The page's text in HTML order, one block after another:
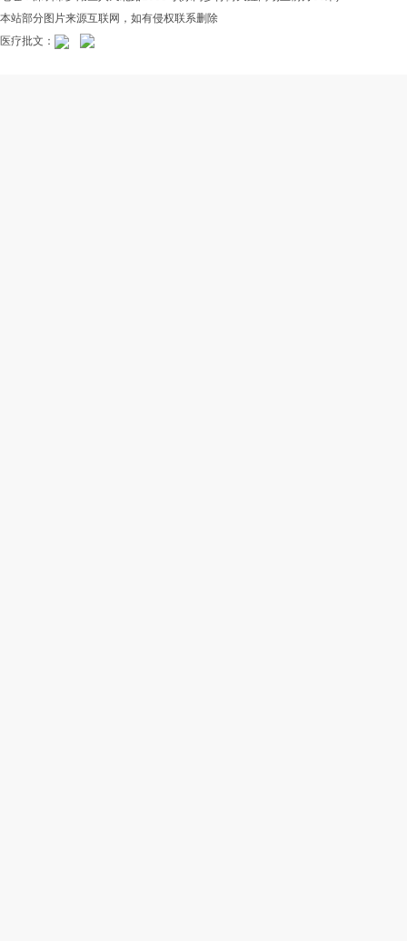
本站部分图片来源互联网，如有侵权联系删除
医疗批文：